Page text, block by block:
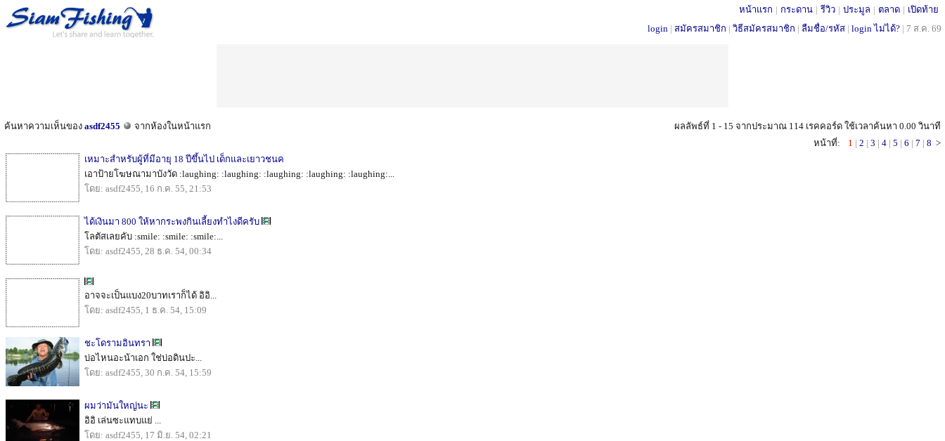
หน้าแรก | กระดาน | รีวิว | ประมูล | ตลาด | เปิดท้าย
login | สมัครสมาชิก | วิธีสมัครสมาชิก | ลืมชื่อ/รหัส | login ไม่ได้? | 7 ส.ค. 69
ค้นหาความเห็นของ asdf2455 จากห้องในหน้าแรก
ผลลัพธ์ที่ 1 - 15 จากประมาณ 114 เรคคอร์ด ใช้เวลาค้นหา 0.00 วินาที
หน้าที่:
1 | 2 | 3 | 4 | 5 | 6 | 7 | 8 >
เหมาะสำหรับผู้ที่มีอายุ 18 ปีขึ้นไป เด็กและเยาวชนค
เอาป้ายโฆษณามาบังวัด :laughing: :laughing: :laughing: :laughing: :laughing:...
โดย: asdf2455, 16 ก.ค. 55, 21:53
ได้เงินมา 800 ให้หากระพงกินเลี้ยงทำไงดีครับ
โลตัสเลยคับ :smile: :smile: :smile:...
โดย: asdf2455, 28 ธ.ค. 54, 00:34
อาจจะเป็นแบง20บาทเราก็ได้ อิอิ...
โดย: asdf2455, 1 ธ.ค. 54, 15:09
ชะโดรามอินทรา
บ่อไหนอะน้าเอก ใช่บ่อดินปะ...
โดย: asdf2455, 30 ก.ค. 54, 15:59
ผมว่ามันใหญ่นะ
อิอิ เล่นซะแทบแย่ ...
โดย: asdf2455, 17 มิ.ย. 54, 02:21